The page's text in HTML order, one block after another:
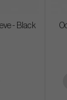
- Black